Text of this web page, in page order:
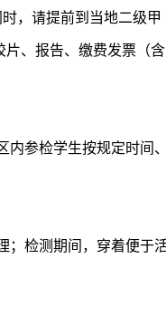
，请提前到当地二级甲
片、报告、缴费发票（含
参检学生按规定时间、
检测期间，穿着便于